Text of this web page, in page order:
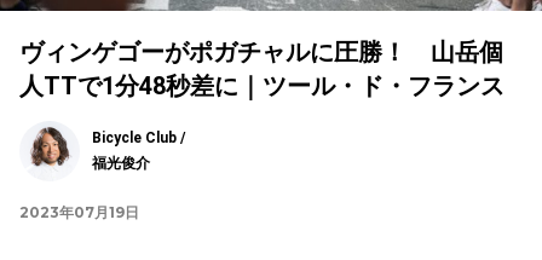
ヴィンゲゴーがポガチャルに圧勝！ 山岳個
人TTで1分48秒差に｜ツール・ド・フランス
Bicycle Club /
福光俊介
2023年07月19日